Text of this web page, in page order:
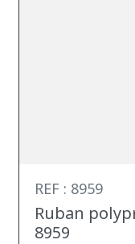
REF : 8959
Ruban
8959